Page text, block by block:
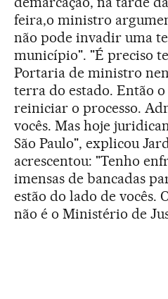
feira,o ministro
não pode invadir uma
município". "É preciso
Portaria de ministro
terra do estado. Então
reiniciar o processo.
vocês. Mas hoje
São Paulo", explicou
acrescentou: "Tenho
imensas de bancadas
estão do lado de vocês.
não é o Ministério de